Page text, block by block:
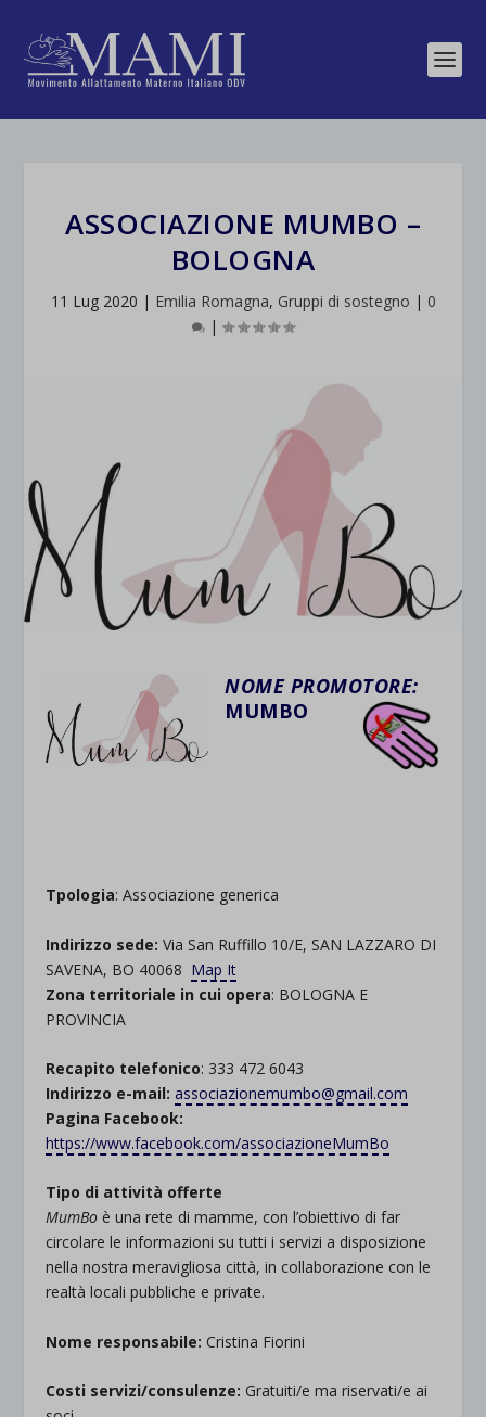
ASSOCIAZIONE MUMBO –
BOLOGNA
11 Lug 2020 | Emilia Romagna, Gruppi di sostegno | 0
|
NOME PROMOTORE:
MUMBO
Tpologia: Associazione generica
Indirizzo sede: Via San Ruffillo 10/E, SAN LAZZARO DI
SAVENA, BO 40068 Map It
Zona territoriale in cui opera: BOLOGNA E
PROVINCIA
Recapito telefonico: 333 472 6043
Indirizzo e-mail: associazionemumbo@gmail.com
Pagina Facebook:
https://www.facebook.com/associazioneMumBo
Tipo di attività offerte
MumBo è una rete di mamme, con l’obiettivo di far
circolare le informazioni su tutti i servizi a disposizione
nella nostra meravigliosa città, in collaborazione con le
realtà locali pubbliche e private.
Nome responsabile: Cristina Fiorini
Costi servizi/consulenze: Gratuiti/e ma riservati/e ai